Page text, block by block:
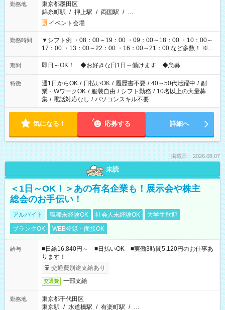
勤務地
東京都墨田区
錦糸町駅 / 押上駅 / 両国駅 / …
イベント会場
勤務時間
▼シフト例 ・08：00～19：00 ・09：00～18：00 ・10：00～
17：00 ・13：00～22：00 ・16：00～21：00 など多数！ ※お
仕事により勤務時間が異なります
期間 即日～OK！ ◆お好きな日1日～働けます ◆急募
特徴 週1日からOK / 日払いOK / 履歴書不要 / 40～50代活躍中 / 副
業・WワークOK / 服装自由 / シフト勤務 / 10名以上の大量募
集 / 電話対応なし / パソコンスキル不要
気になる！ 応募する 詳細へ
掲載日：2026.08.07
未読
＜1日～OK！＞あの有名企業も！展示会や株主
総会のお手伝い！
アルバイト 職種未経験OK 社会人未経験OK
大学生歓迎
ブランクOK
WEB登録・面接OK
給与
■日給16,840円～ ■日払いOK ■実働3時間5,120円のお仕事あ
ります！
交通費別途支給あり
交通費 一部支給
勤務地
東京都千代田区
東京駅 / 水道橋駅 / 有楽町駅 / …